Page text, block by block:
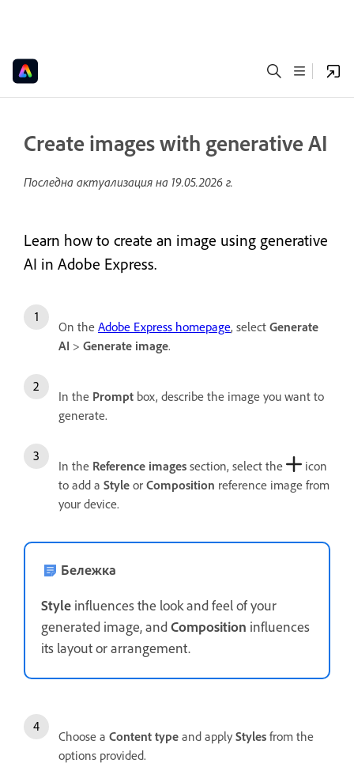
Create images with generative AI
Последна актуализация на 19.05.2026 г.
Learn how to create an image using generative
AI in Adobe Express.
On the Adobe Express homepage, select Generate
AI > Generate image.
In the Prompt box, describe the image you want to
generate.
In the Reference images section, select the
icon
to add a Style or Composition reference image from
your device.
Бележка
Style influences the look and feel of your
generated image, andComposition influences
its layout or arrangement.
Choose a Content type and apply Styles from the
options provided.